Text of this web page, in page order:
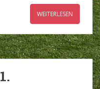
WEITERLESEN